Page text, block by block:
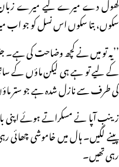
سکوں، بتا سکوں اس نسل کو جو اب
’’یہ تو میں نے کچھ وضاحت کی ہے۔
کے لیے تو ہے ہی لیکن ماؤں کے
کی طرف سے نازل شدہ ہے جو ستر
زینب آپا نے مسکراتے ہوئے اپنی
پینے لگیں۔ ہال میں خاموشی چھائی
رہی تھیں۔